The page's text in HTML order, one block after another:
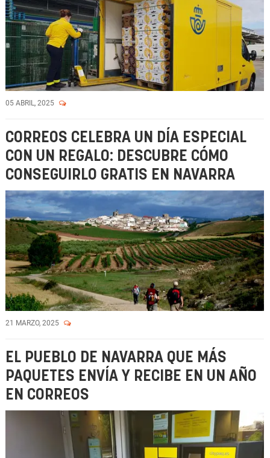
05 ABRIL, 2025
CORREOS CELEBRA UN DÍA ESPECIAL
CON UN REGALO: DESCUBRE CÓMO
CONSEGUIRLO GRATIS EN NAVARRA
21 MARZO, 2025
EL PUEBLO DE NAVARRA QUE MÁS
PAQUETES ENVÍA Y RECIBE EN UN AÑO
EN CORREOS